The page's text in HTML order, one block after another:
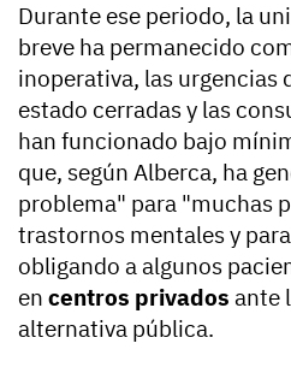
Durante ese periodo, la
breve ha permanecido
inoperativa, las urgencias
estado cerradas y las
han funcionado bajo
que, según Alberca, ha
problema" para "muchas
trastornos mentales y
obligando a algunos
en centros privados ante
alternativa pública.